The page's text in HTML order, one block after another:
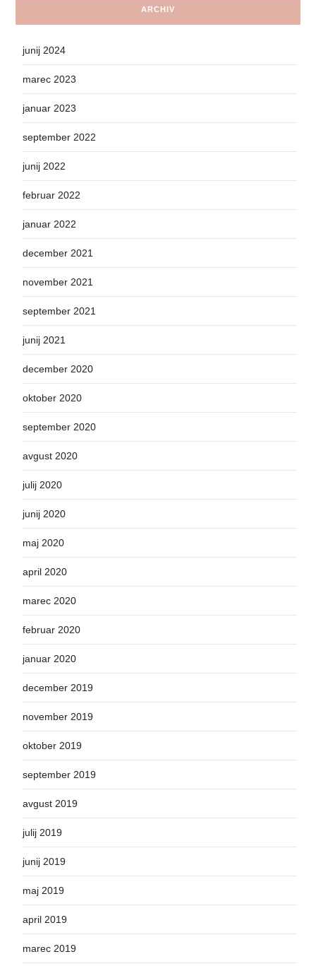
ARCHIV
junij 2024
marec 2023
januar 2023
september 2022
junij 2022
februar 2022
januar 2022
december 2021
november 2021
september 2021
junij 2021
december 2020
oktober 2020
september 2020
avgust 2020
julij 2020
junij 2020
maj 2020
april 2020
marec 2020
februar 2020
januar 2020
december 2019
november 2019
oktober 2019
september 2019
avgust 2019
julij 2019
junij 2019
maj 2019
april 2019
marec 2019